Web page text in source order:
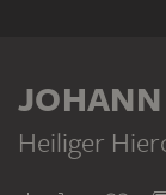
Heiliger